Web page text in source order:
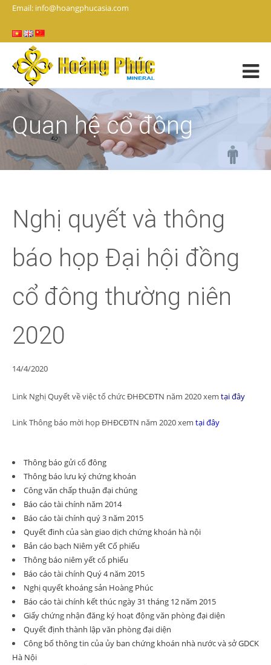
Email: info@hoangphucasia.com
Quan hệ cổ đông
Nghị quyết và thông
báo họp Đại hội đồng
cổ đông thường niên
2020
14/4/2020
Link Nghị Quyết về việc tổ chức ĐHĐCĐTN năm 2020 xem tại đây
Link Thông báo mời họp ĐHĐCĐTN năm 2020 xem tại đây
Thông báo gửi cổ đông
Thông báo lưu ký chứng khoán
Công văn chấp thuận đại chúng
Báo cáo tài chính năm 2014
Báo cáo tài chính quý 3 năm 2015
Quyết đinh của sàn giao dịch chứng khoán hà nội
Bản cáo bạch Niêm yết Cổ phiếu
Thông báo niêm yết cổ phiếu
Báo cáo tài chính Quý 4 năm 2015
Nghị quyết khoáng sản Hoàng Phúc
Báo cáo tài chính kết thúc ngày 31 tháng 12 năm 2015
Giấy chứng nhận đăng ký hoạt động văn phòng đại diện
Quyết định thành lập văn phòng đại diện
Công bố thông tin của ủy ban chứng khoán nhà nước và sở GDCK
Hà Nội